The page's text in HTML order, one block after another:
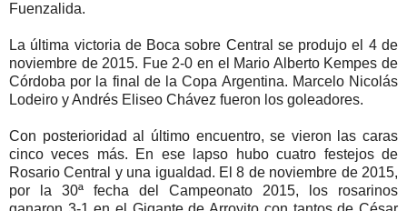
Fuenzalida.
La última victoria de Boca sobre Central se produjo el 4 de
noviembre de 2015. Fue 2-0 en el Mario Alberto Kempes de
Córdoba por la final de la Copa Argentina. Marcelo Nicolás
Lodeiro y Andrés Eliseo Chávez fueron los goleadores.
Con posterioridad al último encuentro, se vieron las caras
cinco veces más. En ese lapso hubo cuatro festejos de
Rosario Central y una igualdad. El 8 de noviembre de 2015,
por la 30ª fecha del Campeonato 2015, los rosarinos